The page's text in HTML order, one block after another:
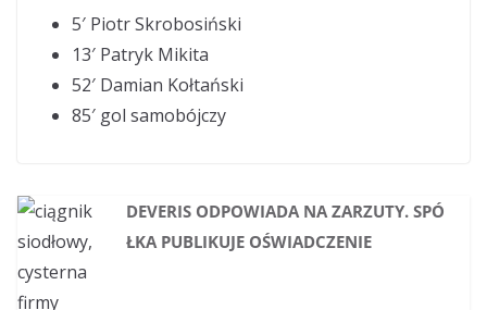
5′ Piotr Skrobosiński
13′ Patryk Mikita
52′ Damian Kołtański
85′ gol samobójczy
DEVERIS ODPOWIADA NA ZARZUTY. SPÓ
ŁKA PUBLIKUJE OŚWIADCZENIE